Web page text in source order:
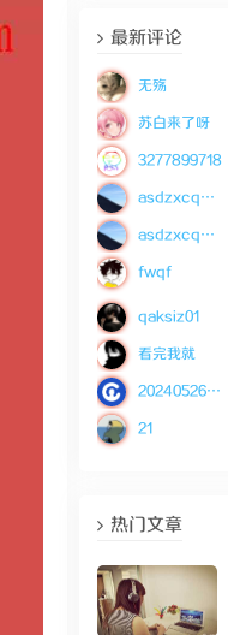
最新评论
无殇
苏白来了呀
3277899718
asdzxcqwe123
asdzxcqwe123
fwqf
qaksiz01
看完我就
20240526mWZ36
21
热门文章